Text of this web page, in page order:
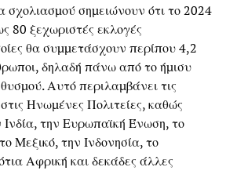
σημειώνουν ότι το 2024
80 ξεχωριστές εκλογές
θα συμμετάσχουν περίπου 4,2
δηλαδή πάνω από το ήμισυ
Αυτό περιλαμβάνει τις
Ηνωμένες Πολιτείες, καθώς
Ινδία, την Ευρωπαϊκή Ένωση, το
Μεξικό, την Ινδονησία, το
Αφρική και δεκάδες άλλες